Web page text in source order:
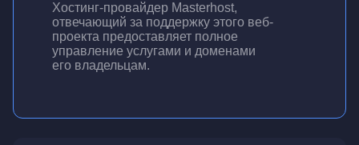
Хостинг-провайдер Masterhost,
отвечающий за поддержку этого веб-
проекта предоставляет полное
управление услугами и доменами
его владельцам.